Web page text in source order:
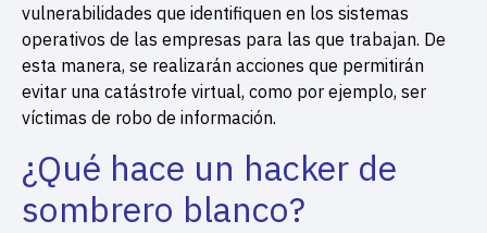
vulnerabilidades que identifiquen en los sistemas
operativos de las empresas para las que trabajan. De
esta manera, se realizarán acciones que permitirán
evitar una catástrofe virtual, como por ejemplo, ser
víctimas de robo de información.
¿Qué hace un hacker de
sombrero blanco?